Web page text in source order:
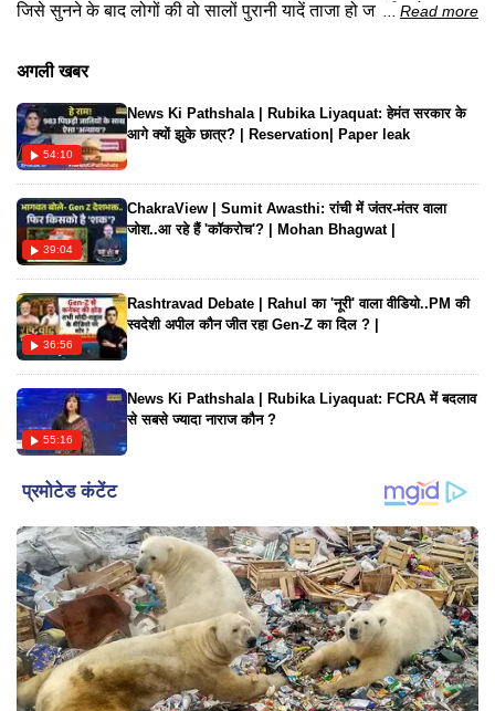
जिसे सुनने के बाद लोगों की वो सालों पुरानी यादें ताजा हो जाएंगी, जो आज भी
गाने की शुरुआत नाना पाटेकर के फेमस आलू ले लो, कांदा ले लो से शुरू होती
खुश हो जाता है। अगर ये कहा जाए कि अक्षय कुमार नई बोतल में पुरानी वाइन
डालकर लाए हैं तो गलत नहीं होगा। वैसे आपको फिल्म 'वेलकम टू द जंगल'
का टाइटल ट्रैक कैसा लगा, हमें कमेंट में जरूर बताएं।
Read more
अगली खबर
54:10
News Ki Pathshala | Rubika Liyaquat: हेमंत सरकार के
आगे क्यों झुके छात्र? | Reservation| Paper leak
39:04
ChakraView | Sumit Awasthi: रांची में जंतर-मंतर वाला
जोश..आ रहे हैं 'कॉकरोच'? | Mohan Bhagwat |
36:56
Rashtravad Debate | Rahul का 'नूरी' वाला वीडियो..PM की
स्वदेशी अपील कौन जीत रहा Gen-Z का दिल ? |
55:16
News Ki Pathshala | Rubika Liyaquat: FCRA में बदलाव
से सबसे ज्यादा नाराज कौन ?